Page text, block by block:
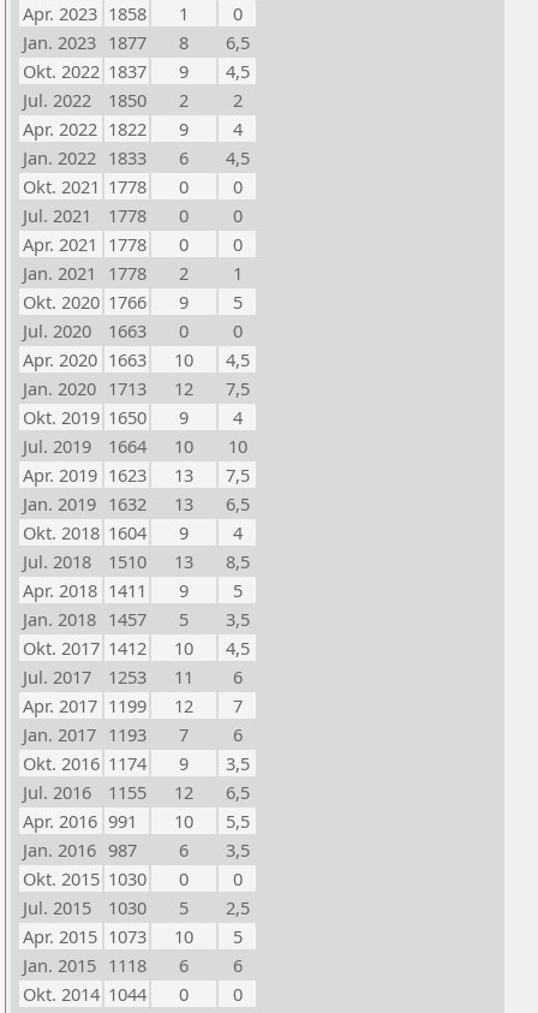
Apr. 2023 1858 1
0
Jan. 2023 1877 8
6,5
Okt. 2022 1837 9
4,5
Jul. 2022
1850 2
2
Apr. 2022 1822 9
4
Jan. 2022 1833 6
4,5
Okt. 2021 1778 0
0
Jul. 2021
1778 0
0
Apr. 2021 1778 0
0
Jan. 2021
1778 2
1
Okt. 2020 1766 9
5
Jul. 2020
1663 0
0
Apr. 2020 1663 10
4,5
Jan. 2020 1713 12
7,5
Okt. 2019 1650 9
4
Jul. 2019
1664 10
10
Apr. 2019 1623 13
7,5
Jan. 2019 1632 13
6,5
Okt. 2018 1604 9
4
Jul. 2018
1510 13
8,5
Apr. 2018 1411 9
5
Jan. 2018 1457 5
3,5
Okt. 2017 1412 10
4,5
Jul. 2017
1253 11
6
Apr. 2017 1199 12
7
Jan. 2017 1193 7
6
Okt. 2016 1174 9
3,5
Jul. 2016
1155 12
6,5
Apr. 2016 991 10
5,5
Jan. 2016 987 6
3,5
Okt. 2015 1030 0
0
Jul. 2015
1030 5
2,5
Apr. 2015 1073 10
5
Jan. 2015 1118 6
6
Okt. 2014 1044 0
0